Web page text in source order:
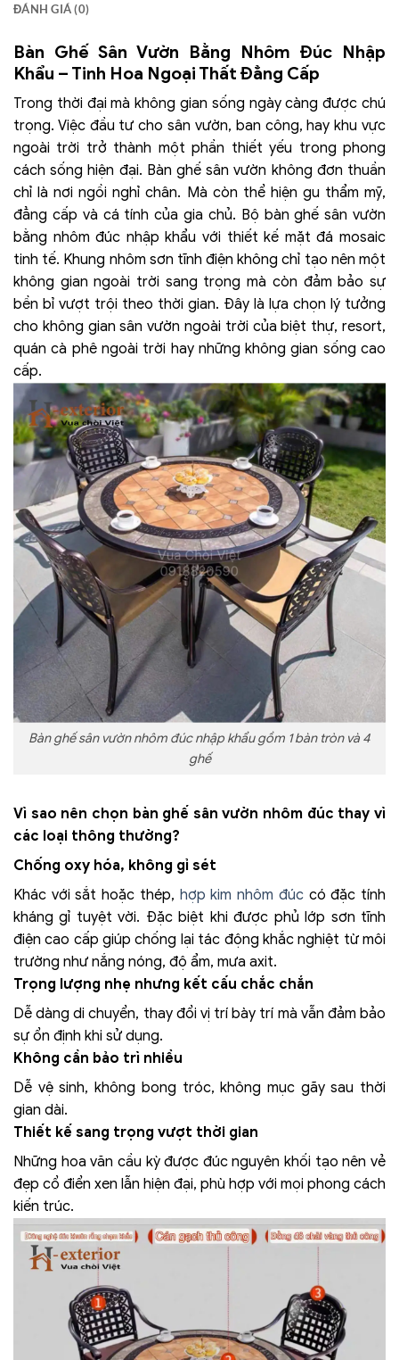
ĐÁNH GIÁ (0)
Bàn Ghế Sân Vườn Bằng Nhôm Đúc Nhập
Khẩu – Tinh Hoa Ngoại Thất Đẳng Cấp
Trong thời đại mà không gian sống ngày càng được chú
trọng. Việc đầu tư cho sân vườn, ban công, hay khu vực
ngoài trời trở thành một phần thiết yếu trong phong
cách sống hiện đại. Bàn ghế sân vườn không đơn thuần
chỉ là nơi ngồi nghỉ chân. Mà còn thể hiện gu thẩm mỹ,
đẳng cấp và cá tính của gia chủ. Bộ bàn ghế sân vườn
bằng nhôm đúc nhập khẩu với thiết kế mặt đá mosaic
tinh tế. Khung nhôm sơn tĩnh điện không chỉ tạo nên một
không gian ngoài trời sang trọng mà còn đảm bảo sự
bền bỉ vượt trội theo thời gian. Đây là lựa chọn lý tưởng
cho không gian sân vườn ngoài trời của biệt thự, resort,
quán cà phê ngoài trời hay những không gian sống cao
cấp.
Bàn ghế sân vườn nhôm đúc nhập khẩu gồm 1 bàn tròn và 4
ghế
Vì sao nên chọn bàn ghế sân vườn nhôm đúc thay vì
các loại thông thường?
Chống oxy hóa, không gỉ sét
Khác với sắt hoặc thép, hợp kim nhôm đúccó đặc tính
kháng gỉ tuyệt vời. Đặc biệt khi được phủ lớp sơn tĩnh
điện cao cấp giúp chống lại tác động khắc nghiệt từ môi
trường như nắng nóng, độ ẩm, mưa axit.
Trọng lượng nhẹ nhưng kết cấu chắc chắn
Dễ dàng di chuyển, thay đổi vị trí bày trí mà vẫn đảm bảo
sự ổn định khi sử dụng.
Không cần bảo trì nhiều
Dễ vệ sinh, không bong tróc, không mục gãy sau thời
gian dài.
Thiết kế sang trọng vượt thời gian
Những hoa văn cầu kỳ được đúc nguyên khối tạo nên vẻ
đẹp cổ điển xen lẫn hiện đại, phù hợp với mọi phong cách
kiến trúc.